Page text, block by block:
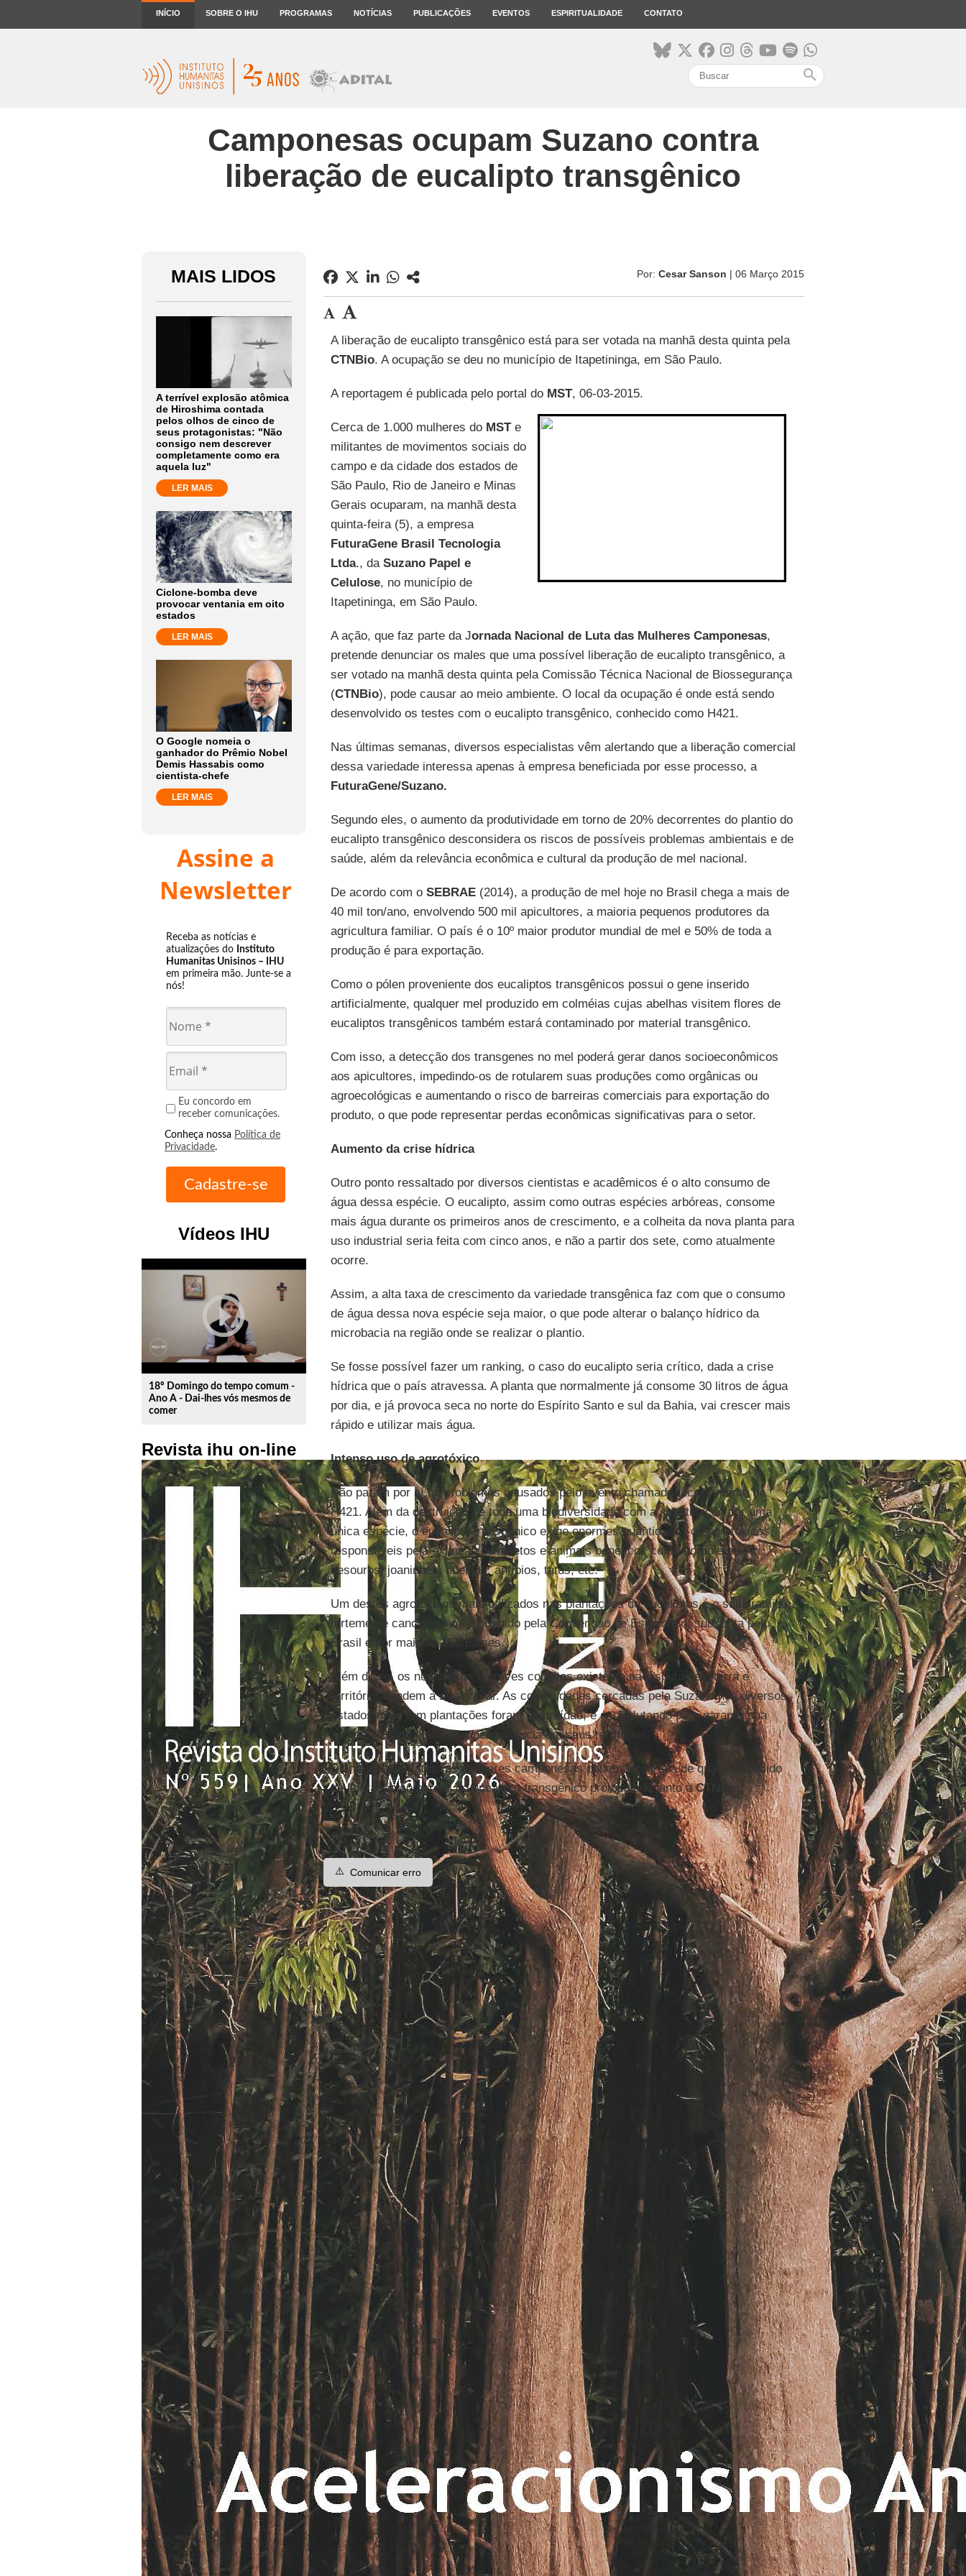
INÍCIO SOBRE O IHU PROGRAMAS NOTÍCIAS PUBLICAÇÕES EVENTOS ESPIRITUALIDADE CONTATO
search
Camponesas ocupam Suzano contra
liberação de eucalipto transgênico
MAIS LIDOS
A terrível explosão atômica
de Hiroshima contada
pelos olhos de cinco de
seus protagonistas: "Não
consigo nem descrever
completamente como era
aquela luz"
LER MAIS
Ciclone-bomba deve
provocar ventania em oito
estados
LER MAIS
O Google nomeia o
ganhador do Prêmio Nobel
Demis Hassabis como
cientista-chefe
LER MAIS
Assine a
Newsletter
Receba as notícias e
atualizações do Instituto
Humanitas Unisinos – IHU
em primeira mão. Junte-se a
nós!
Eu concordo em
receber comunicações.
Conheça nossa Política de
Privacidade.
Vídeos IHU
play_circle_outline
18º Domingo do tempo comum -
Ano A - Dai-lhes vós mesmos de
comer
Revista ihu on-line
Por: Cesar Sanson | 06 Março 2015
A liberação de eucalipto transgênico está para ser votada na manhã desta quinta pela
CTNBio. A ocupação se deu no município de Itapetininga, em São Paulo.
A reportagem é publicada pelo portal do MST, 06-03-2015.
Cerca de 1.000 mulheres do MSTe
militantes de movimentos sociais do
campo e da cidade dos estados de
São Paulo, Rio de Janeiro e Minas
Gerais ocuparam, na manhã desta
quinta-feira (5), a empresa
FuturaGene Brasil Tecnologia
Ltda., da Suzano Papel e
Celulose, no município de
Itapetininga, em São Paulo.
A ação, que faz parte da Jornada Nacional de Luta das Mulheres Camponesas,
pretende denunciar os males que uma possível liberação de eucalipto transgênico, a
ser votado na manhã desta quinta pela Comissão Técnica Nacional de Biossegurança
(CTNBio), pode causar ao meio ambiente. O local da ocupação é onde está sendo
desenvolvido os testes com o eucalipto transgênico, conhecido como H421.
Nas últimas semanas, diversos especialistas vêm alertando que a liberação comercial
dessa variedade interessa apenas à empresa beneficiada por esse processo, a
FuturaGene/Suzano.
Segundo eles, o aumento da produtividade em torno de 20% decorrentes do plantio do
eucalipto transgênico desconsidera os riscos de possíveis problemas ambientais e de
saúde, além da relevância econômica e cultural da produção de mel nacional.
De acordo com o SEBRAE(2014), a produção de mel hoje no Brasil chega a mais de
40 mil ton/ano, envolvendo 500 mil apicultores, a maioria pequenos produtores da
agricultura familiar. O país é o 10º maior produtor mundial de mel e 50% de toda a
produção é para exportação.
Como o pólen proveniente dos eucaliptos transgênicos possui o gene inserido
artificialmente, qualquer mel produzido em colméias cujas abelhas visitem flores de
eucaliptos transgênicos também estará contaminado por material transgênico.
Com isso, a detecção dos transgenes no mel poderá gerar danos socioeconômicos
aos apicultores, impedindo-os de rotularem suas produções como orgânicas ou
agroecológicas e aumentando o risco de barreiras comerciais para exportação do
produto, o que pode representar perdas econômicas significativas para o setor.
Aumento da crise hídrica
Outro ponto ressaltado por diversos cientistas e acadêmicos é o alto consumo de
água dessa espécie. O eucalipto, assim como outras espécies arbóreas, consome
mais água durante os primeiros anos de crescimento, e a colheita da nova planta para
uso industrial seria feita com cinco anos, e não a partir dos sete, como atualmente
ocorre.
Assim, a alta taxa de crescimento da variedade transgênica faz com que o consumo
de água dessa nova espécie seja maior, o que pode alterar o balanço hídrico da
microbacia na região onde se realizar o plantio.
Se fosse possível fazer um ranking, o caso do eucalipto seria crítico, dada a crise
hídrica que o país atravessa. A planta que normalmente já consome 30 litros de água
por dia, e já provoca seca no norte do Espírito Santo e sul da Bahia, vai crescer mais
rápido e utilizar mais água.
Intenso uso de agrotóxico
Não param por aí os problemas causados pelo evento chamado tecnicamente de
H421. Além da destruição de toda uma biodiversidade com a substituição por uma
única espécie, o eucalipto transgênico exige enormes quantidades de agrotóxicos,
responsáveis pela extinção de insetos e animais benéficos como borboletas,
besouros, joaninhas, abelhas, anfíbios, tatus, etc.
Um destes agrotóxicos mais utilizados nas plantações de eucaliptos é o sulfluramida,
fortemente cancerígenos e proibido pela Convenção de Estocolmo, subscrita pelo
Brasil e por mais de 152 países.
Além disso, os numerosos e graves conflitos existente na disputa pela terra e
territórios tendem a se agravar. As comunidades cercadas pela Suzano nos diversos
estados onde tem plantações foram destruídas, e estão lutando para garantir sua
soberania alimentar e sua permanência em seus territórios.
Diante desses fatos, as mulheres camponesas pedem a retirada de qualquer pedido
de liberação comercial do eucalipto transgênico protocolada junto àCTNBio
⚠️ Comunicar erro